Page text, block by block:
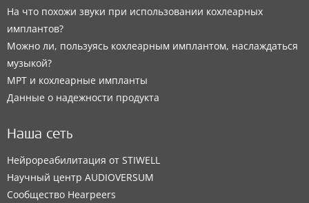
На что похожи звуки при использовании кохлеарных
имплантов?
Можно ли, пользуясь кохлеарным имплантом, наслаждаться
музыкой?
МРТ и кохлеарные импланты
Данные о надежности продукта
Наша сеть
Нейрореабилитация от STIWELL
Научный центр AUDIOVERSUM
Сообщество Hearpeers